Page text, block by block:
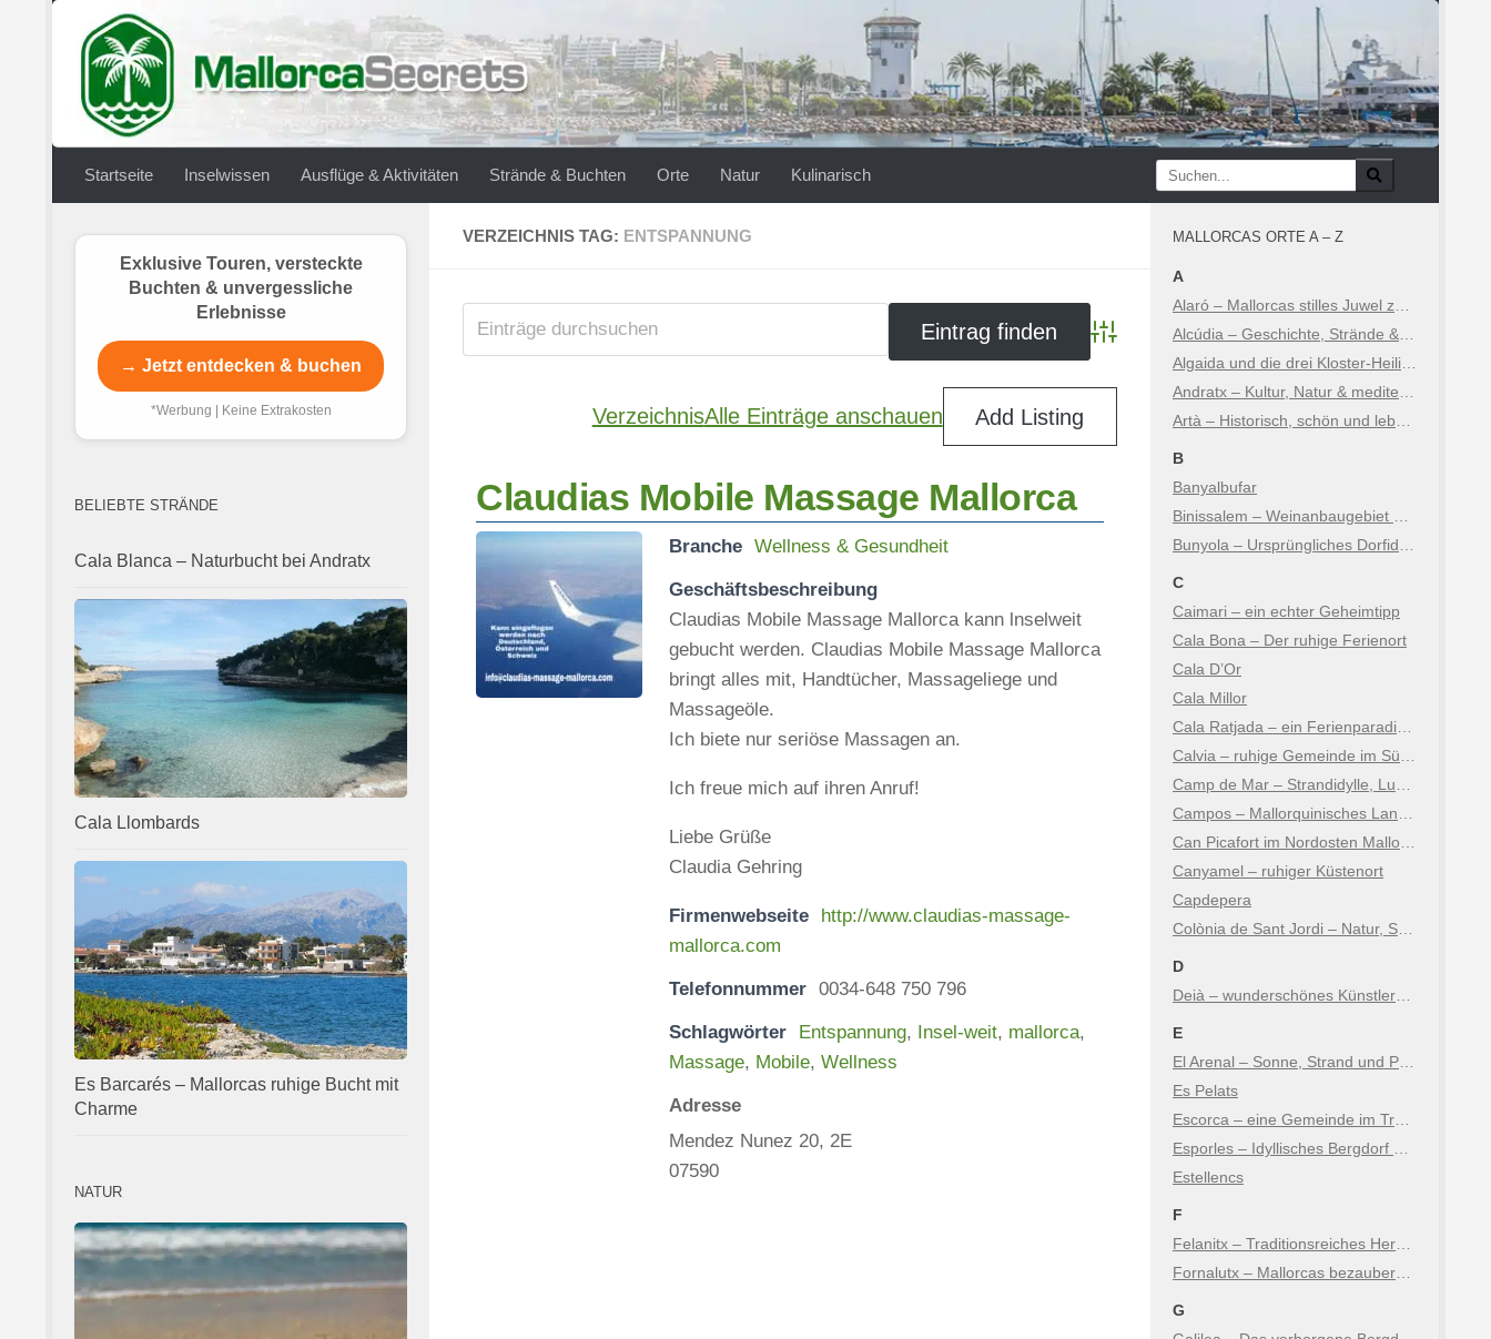
Zum Inhalt springen
Startseite Inselwissen Ausflüge & Aktivitäten Strände & Buchten Orte Natur Kulinarisch
VERZEICHNIS TAG: ENTSPANNUNG
Advanced Search
VerzeichnisAlle Einträge anschauen Add Listing
Claudias Mobile Massage Mallorca
Branche Wellness & Gesundheit
Geschäftsbeschreibung
Claudias Mobile Massage Mallorca kann lnselweit
gebucht werden. Claudias Mobile Massage Mallorca
bringt alles mit, Handtücher, Massageliege und
Massageöle.
Ich biete nur seriöse Massagen an.
Ich freue mich auf ihren Anruf!
Liebe Grüße
Claudia Gehring
Firmenwebseite
http://www.claudias-massage-
mallorca.com
Telefonnummer 0034-648 750 796
Schlagwörter Entspannung, Insel-weit, mallorca,
Massage, Mobile, Wellness
Adresse
Mendez Nunez 20, 2E
07590
Exklusive Touren, versteckte
Buchten & unvergessliche
Erlebnisse
→ Jetzt entdecken & buchen
*Werbung | Keine Extrakosten
BELIEBTE STRÄNDE
Cala Blanca – Naturbucht bei Andratx
Cala Llombards
Es Barcarés – Mallorcas ruhige Bucht mit
Charme
NATUR
MALLORCAS ORTE A – Z
A
B
Banyalbufar
C
Caimari – ein echter Geheimtipp
Cala Bona – Der ruhige Ferienort
Cala D’Or
Cala Millor
Canyamel – ruhiger Küstenort
Capdepera
D
E
Es Pelats
Estellencs
F
G